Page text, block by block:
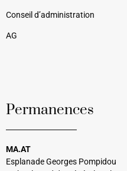
Conseil d’administration
AG
Permanences
MA.AT
Esplanade Georges Pompidou